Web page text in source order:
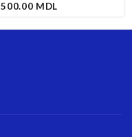
500.00 MDL